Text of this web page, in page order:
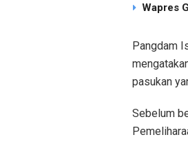
Wapres
Pangdam
pasukan
Sebelum